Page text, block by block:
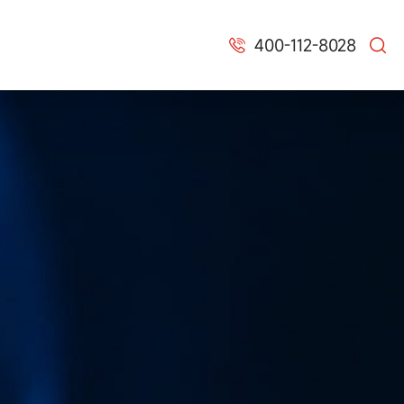
 400-112-8028 